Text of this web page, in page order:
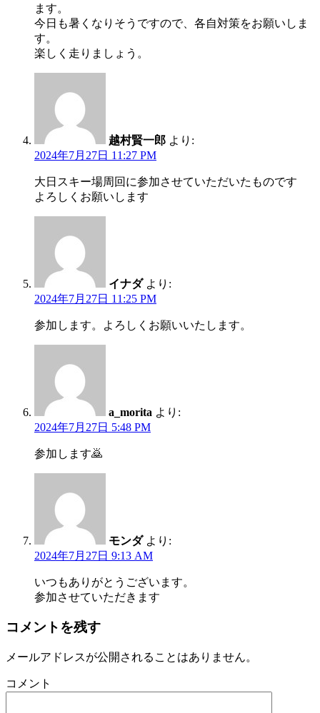
ます。
今日も暑くなりそうですので、各自対策をお願いしま
す。
楽しく走りましょう。
越村賢一郎 より:
2024年7月27日 11:27 PM
大日スキー場周回に参加させていただいたものです
よろしくお願いします
イナダ より:
2024年7月27日 11:25 PM
参加します。よろしくお願いいたします。
a_morita より:
2024年7月27日 5:48 PM
参加します🙇
モンダ より:
2024年7月27日 9:13 AM
いつもありがとうございます。
参加させていただきます
コメントを残す
メールアドレスが公開されることはありません。
コメント